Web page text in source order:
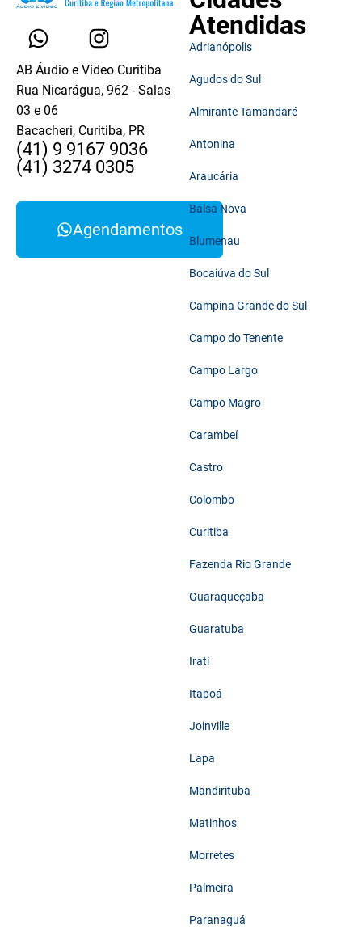
AB Áudio e Vídeo Curitiba
Rua Nicarágua, 962 - Salas
03 e 06
Bacacheri, Curitiba, PR
(41) 9 9167 9036
(41) 3274 0305
Agendamentos
Atendidas
Adrianópolis
Agudos do Sul
Almirante Tamandaré
Antonina
Araucária
Balsa Nova
Blumenau
Bocaiúva do Sul
Campina Grande do Sul
Campo do Tenente
Campo Largo
Campo Magro
Carambeí
Castro
Colombo
Curitiba
Fazenda Rio Grande
Guaraqueçaba
Guaratuba
Irati
Itapoá
Joinville
Lapa
Mandirituba
Matinhos
Morretes
Palmeira
Paranaguá